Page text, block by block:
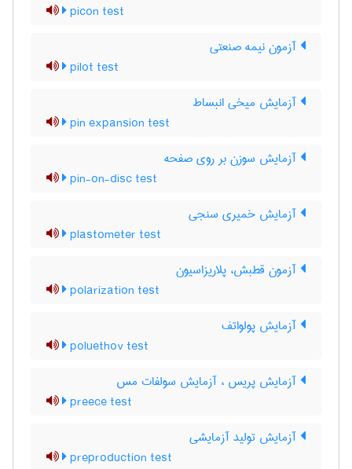
picon test
آزمون نیمه صنعتی
pilot test
آزمایش میخی انبساط
pin expansion test
آزمایش سوزن بر روی صفحه
pin-on-disc test
آزمایش خمیری سنجی
plastometer test
آزمون قطبش، پلاریزاسیون
polarization test
آزمایش پولواتف
poluethov test
آزمایش پریس ، آزمایش سولفات مس
preece test
آزمایش تولید آزمایشی
preproduction test